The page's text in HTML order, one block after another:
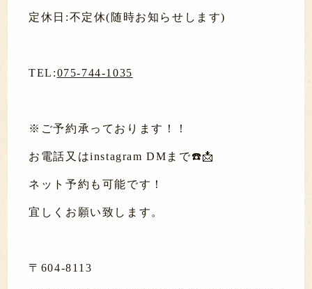
定休日:不定休(随時お知らせします)
TEL:075-744-1035
※ご予約承っております！！
お電話又はinstagram DMまで☎️📩
ネット予約も可能です！
宜しくお願い致します。
〒604-8113